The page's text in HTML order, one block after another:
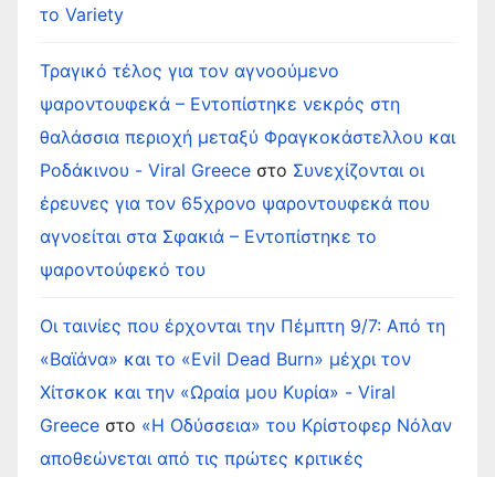
το Variety
Τραγικό τέλος για τον αγνοούμενο
ψαροντουφεκά – Εντοπίστηκε νεκρός στη
θαλάσσια περιοχή μεταξύ Φραγκοκάστελλου και
Ροδάκινου - Viral Greece στο Συνεχίζονται οι
έρευνες για τον 65χρονο ψαροντουφεκά που
αγνοείται στα Σφακιά – Εντοπίστηκε το
ψαροντούφεκό του
Οι ταινίες που έρχονται την Πέμπτη 9/7: Από τη
«Βαϊάνα» και το «Evil Dead Burn» μέχρι τον
Χίτσκοκ και την «Ωραία μου Κυρία» - Viral
Greece στο «Η Οδύσσεια» του Κρίστοφερ Νόλαν
αποθεώνεται από τις πρώτες κριτικές